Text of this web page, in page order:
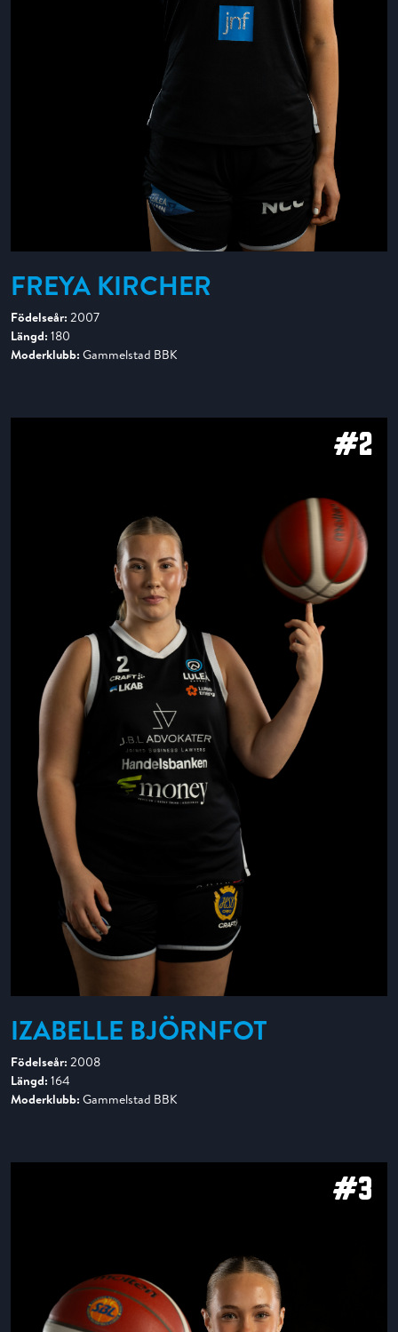
FREYA KIRCHER
Födelseår: 2007
Längd: 180
Moderklubb: Gammelstad BBK
IZABELLE BJÖRNFOT
Födelseår: 2008
Längd: 164
Moderklubb: Gammelstad BBK
#2
#3